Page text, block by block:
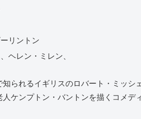
リントン
ヘレン・ミレン、
知られるイギリスのロバート・ミッ
ケンプトン・バントンを描くコメデ